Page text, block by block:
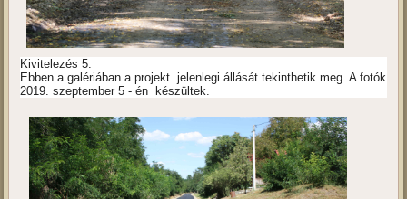
Kivitelezés 5.
Ebben a galériában a projekt jelenlegi állását tekinthetik meg. A fotók
2019. szeptember 5 - én készültek.